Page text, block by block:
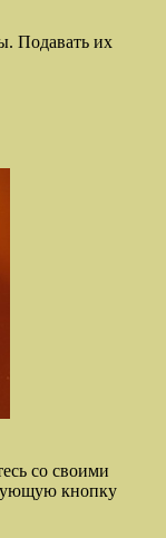
Подавать их
со своими
кнопку